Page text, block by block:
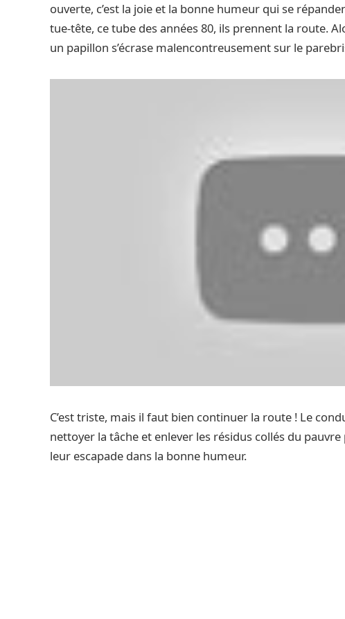
ouverte, c’est la joie et la bonne humeur qui se
tue-tête, ce tube des années 80, ils prennent la route.
un papillon s’écrase malencontreusement sur le
C’est triste, mais il faut bien continuer la route ! Le
nettoyer la tâche et enlever les résidus collés du
leur escapade dans la bonne humeur.